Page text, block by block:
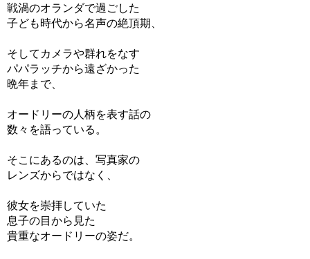
戦渦のオランダで過ごした
子ども時代から名声の絶頂期、
そしてカメラや群れをなす
パパラッチから遠ざかった
晩年まで、
オードリーの人柄を表す話の
数々を語っている。
そこにあるのは、写真家の
レンズからではなく、
彼女を崇拝していた
息子の目から見た
貴重なオードリーの姿だ。